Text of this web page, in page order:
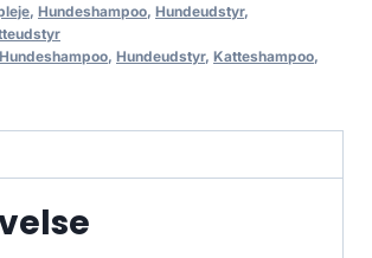
, Hundeshampoo, Hundeudstyr,
Hundeshampoo, Hundeudstyr, Katteshampoo,